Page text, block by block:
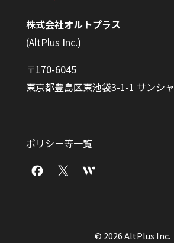
株式会社オルトプラス
(AltPlus Inc.)
〒170-6045
東京都豊島区東池袋3-1-1 サンシ
ポリシー等一覧
© 2026 AltPlus Inc.